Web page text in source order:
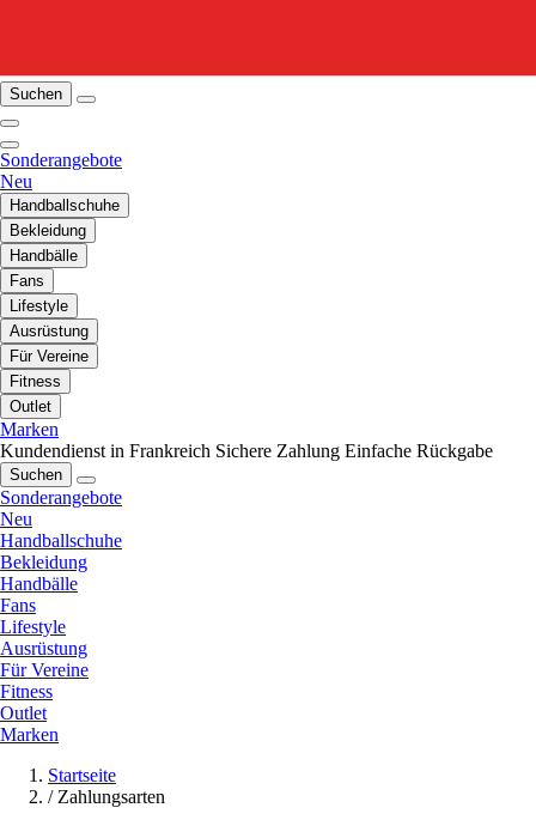
Suchen
Sonderangebote
Neu
Handballschuhe
Bekleidung
Handbälle
Fans
Lifestyle
Ausrüstung
Für Vereine
Fitness
Outlet
Marken
Kundendienst in Frankreich Sichere Zahlung Einfache Rückgabe
Suchen
Sonderangebote
Neu
Handballschuhe
Bekleidung
Handbälle
Fans
Lifestyle
Ausrüstung
Für Vereine
Fitness
Outlet
Marken
Startseite
/ Zahlungsarten